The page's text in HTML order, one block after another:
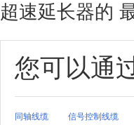
超速延长器的
您可以通
同轴线缆 信号控制线缆